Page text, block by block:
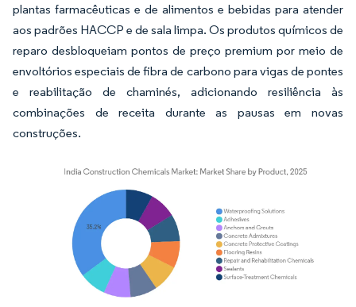
plantas farmacêuticas e de alimentos e bebidas para atender
aos padrões HACCP e de sala limpa. Os produtos químicos de
reparo desbloqueiam pontos de preço premium por meio de
envoltórios especiais de fibra de carbono para vigas de pontes
e reabilitação de chaminés, adicionando resiliência às
combinações de receita durante as pausas em novas
construções.